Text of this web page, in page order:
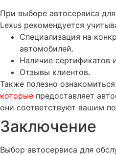
При выборе автосервиса
Lexus рекомендуется
Специализация на
автомобилей.
Наличие сертификатов
Отзывы клиентов.
Также полезно
которые предоставляет
они соответствуют вашим
Заключение
Выбор автосервиса для